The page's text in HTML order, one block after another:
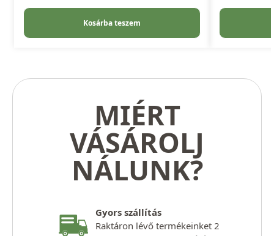
Kosárba teszem
MIÉRT
VÁSÁROLJ
NÁLUNK?
Gyors szállítás
Raktáron lévő termékeinket 2